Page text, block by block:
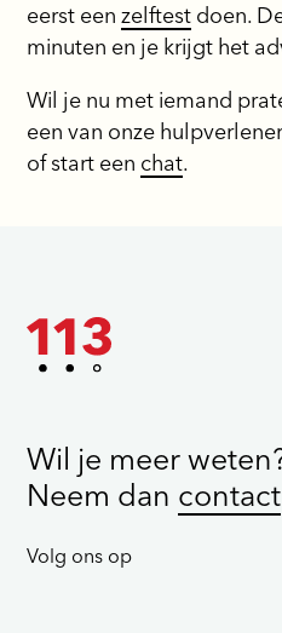
eerst een zelftest doen.
minuten en je krijgt het
Wil je nu met iemand
een van onze
of start een chat.
Wil je meer
Neem dan contact
Volg ons op